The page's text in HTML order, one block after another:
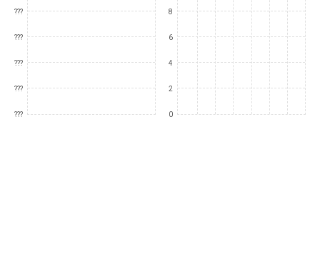
???
???
???
???
???
8
6
4
2
0